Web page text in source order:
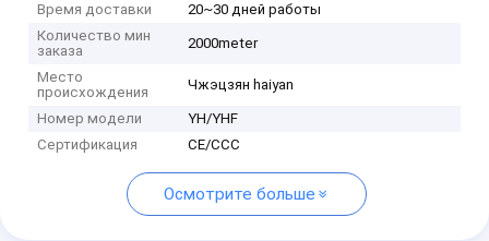
Время доставки
20~30 дней работы
Количество мин
заказа
2000meter
Место
происхождения
Чжэцзян haiyan
Номер модели
YH/YHF
Сертификация
CE/CCC
Осмотрите больше